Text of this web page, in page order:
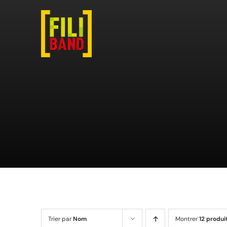
Trier parNom Montrer12